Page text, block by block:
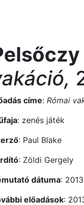
címe: Római
: zenés játék
: Paul Blake
: Zöldi Gergely
dátuma:
előadások: